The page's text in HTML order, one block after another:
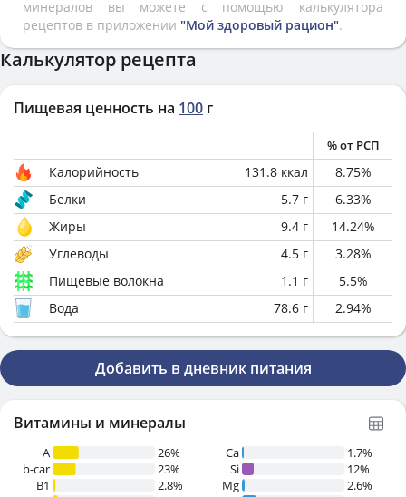
минералов вы можете с помощью калькулятора
рецептов в приложении "Мой здоровый рацион".
Калькулятор рецепта
Пищевая ценность на 100 г
% от РСП
Калорийность 131.8 ккал 8.75%
Белки
5.7 г 6.33%
Жиры
9.4 г 14.24%
Углеводы
4.5 г 3.28%
Пищевые волокна
1.1 г 5.5%
Вода
78.6 г 2.94%
Добавить в дневник питания
Витамины и минералы
A
26%
b-car
23%
В1
2.8%
Ca
1.7%
Si
12%
Mg
2.6%